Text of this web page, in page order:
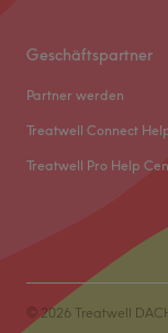
Geschäftspartner
Partner werden
Treatwell Connect
Treatwell Pro Help
© 2026 Treatwell